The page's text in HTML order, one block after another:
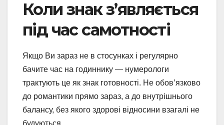
Коли знак з’являється
під час самотності
Якщо Ви зараз не в стосунках і регулярно
бачите час на годиннику — нумерологи
трактують це як знак готовності. Не обов’язково
до романтики прямо зараз, а до внутрішнього
балансу, без якого здорові відносини взагалі не
будуються.